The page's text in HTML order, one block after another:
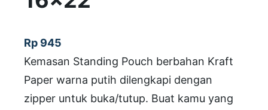
Rp 945
Kemasan Standing Pouch berbahan Kraft
Paper warna putih dilengkapi dengan
zipper untuk buka/tutup. Buat kamu yang